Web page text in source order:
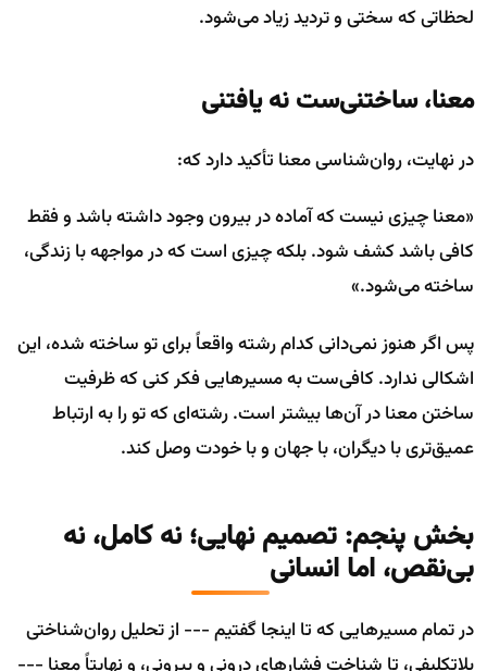
لحظاتی که سختی و تردید زیاد می‌شود.
معنا، ساختنی‌ست نه یافتنی
در نهایت، روان‌شناسی معنا تأکید دارد که:
«معنا چیزی نیست که آماده در بیرون وجود داشته باشد و فقط
کافی باشد کشف شود. بلکه چیزی است که در مواجهه با زندگی،
ساخته می‌شود.»
پس اگر هنوز نمی‌دانی کدام رشته واقعاً برای تو ساخته شده، این
اشکالی ندارد. کافی‌ست به مسیرهایی فکر کنی که ظرفیت
ساختن معنا در آن‌ها بیشتر است. رشته‌ای که تو را به ارتباط
عمیق‌تری با دیگران، با جهان و با خودت وصل کند.
بخش پنجم: تصمیم نهایی؛ نه کامل، نه
بی‌نقص، اما انسانی
در تمام مسیرهایی که تا اینجا گفتیم --- از تحلیل روان‌شناختی